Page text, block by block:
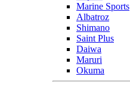
Marine Sports
Albatroz
Shimano
Saint Plus
Daiwa
Maruri
Okuma